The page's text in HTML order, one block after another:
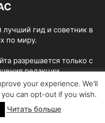
гид и советник в
по миру.
разрешается только с
редакции.
НАМИ
your experience. We'll
can opt-out if you wish.
Читать больше